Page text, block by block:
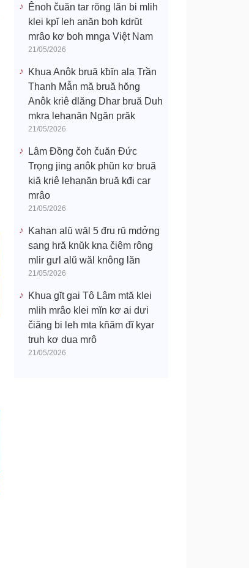
Ênoh čuăn tar rŏng lăn bi mlih
klei kpĭ leh anăn boh kdrŭt
mrâo kơ boh mnga Việt Nam
21/05/2026
Khua Anôk bruă kƀĭn ala Trần
Thanh Mẫn mă bruă hŏng
Anôk kriê dlăng Dhar bruă Duh
mkra lehanăn Ngăn prăk
21/05/2026
Lâm Đồng čoh čuăn Đức
Trọng jing anôk phŭn kơ bruă
kiă kriê lehanăn bruă kđi car
mrâo
21/05/2026
Kahan alŭ wăl 5 đru rŭ mdơ̆ng
sang hră knŭk kna čiêm rông
mlir gưl alŭ wăl knông lăn
21/05/2026
Khua gĭt gai Tô Lâm mtă klei
mlih mrâo klei mĭn kơ ai dưi
čiăng bi leh mta kñăm đĭ kyar
truh kơ dua mrô
21/05/2026